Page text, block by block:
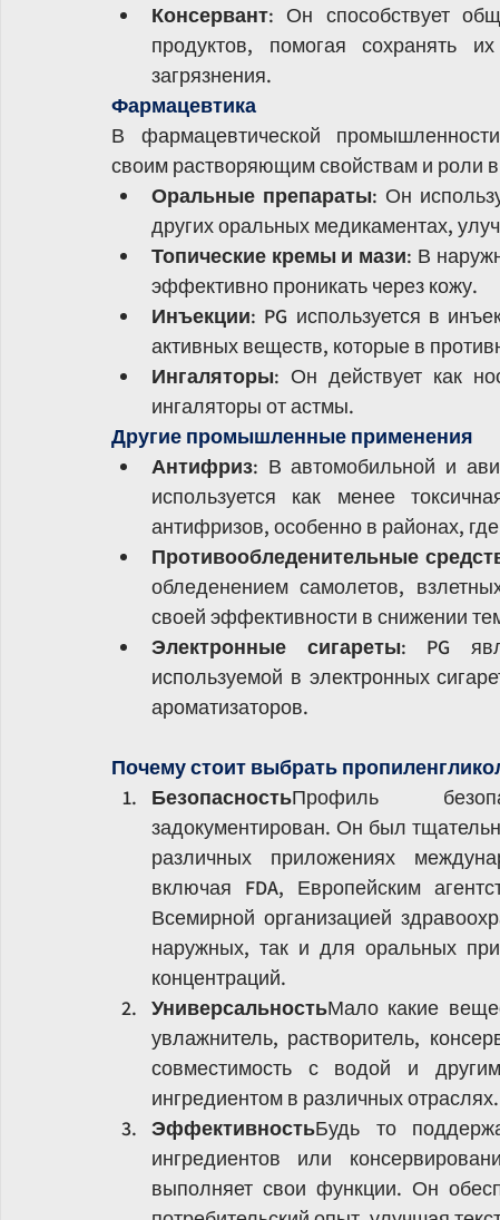
Консервант: Он способствует
продуктов, помогая сохранять
загрязнения.
Фармацевтика
В фармацевтической
своим растворяющим свойствам и роли в
Оральные препараты: Он
других оральных медикаментах,
Топические кремы и мази: В
эффективно проникать через кожу.
Инъекции: PG используется в
активных веществ, которые в
Ингаляторы: Он действует как
ингаляторы от астмы.
Другие промышленные применения
Антифриз: В автомобильной и
используется как менее
антифризов, особенно в районах,
Противообледенительные
обледенением самолетов,
своей эффективности в снижении
Электронные сигареты: PG
используемой в электронных
ароматизаторов.
Почему стоит выбрать
БезопасностьПрофиль
задокументирован. Он был
различных приложениях
включая FDA, Европейским
Всемирной организацией
наружных, так и для оральных
концентраций.
УниверсальностьМало какие
увлажнитель, растворитель,
совместимость с водой и
ингредиентом в различных отраслях.
ЭффективностьБудь то
ингредиентов или
выполняет свои функции. Он